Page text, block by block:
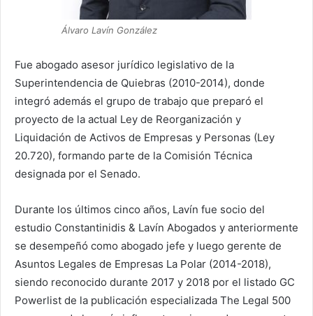
Álvaro Lavín González
Fue abogado asesor jurídico legislativo de la
Superintendencia de Quiebras (2010-2014), donde
integró además el grupo de trabajo que preparó el
proyecto de la actual Ley de Reorganización y
Liquidación de Activos de Empresas y Personas (Ley
20.720), formando parte de la Comisión Técnica
designada por el Senado.
Durante los últimos cinco años, Lavín fue socio del
estudio Constantinidis & Lavín Abogados y anteriormente
se desempeñó como abogado jefe y luego gerente de
Asuntos Legales de Empresas La Polar (2014-2018),
siendo reconocido durante 2017 y 2018 por el listado GC
Powerlist de la publicación especializada The Legal 500